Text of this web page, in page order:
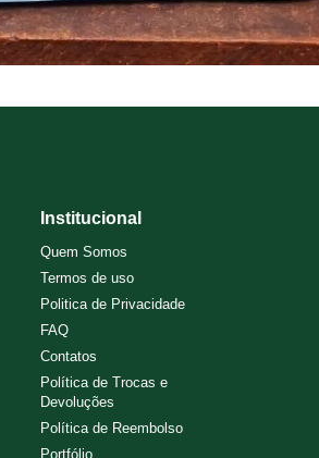
Institucional
Quem Somos
Termos de uso
Politica de Privacidade
FAQ
Contatos
Política de Trocas e
Devoluções
Política de Reembolso
Portfólio